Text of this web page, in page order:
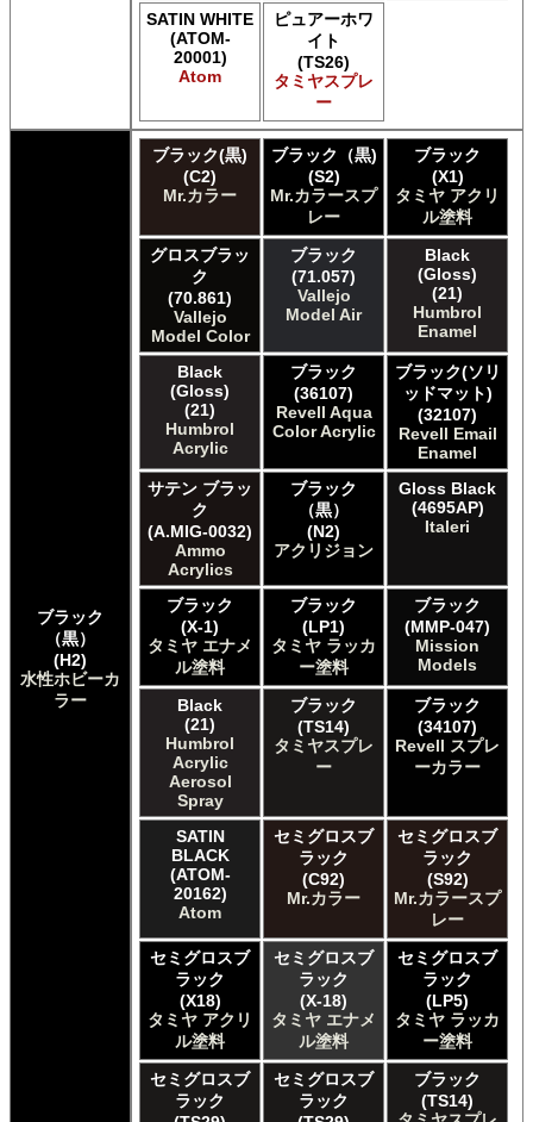
Acrylicos Vallejo Vallejo Xpress カラー
E7 Paints E7 Paints
E7 Paints Humbrol Acrylic Aerosol Spray
Games Workshop Limited Citadel Air
Games Workshop Limited Citadel Spray
Games Workshop Limited Citadelカラー
Games Workshop Limited 先Citadel カラー
HATAKA HOBBY Hataka
Humbrol - Hornby Hobbies Humbrol Acrylic
Humbrol of Hornby Hobbies Humbrol Enamel
ICM ICM Paints
Lifecolor Lifecolor
Meng Meng Color
Mig Jimenez Ammo Acrylics
Mig Jimenez Atom
Mission Models Mission Models
Mr. Paint MRP Mr Paint Products
Repear Miniatures Master Series
Revell of Germany Revell Aqua Color Acrylic
Revell of Germany Revell Email Enamel
Revell of Germany Revell スプレーカラー
Testors of Rust-Oleum Group Testors Model Master
Testors of Rust-Oleum Group Testors Model Master
Enamel
The Army Painter Army Painter
The Army Painter Speedpaint
The Army Painter Warpaints Air
The Army Painter Warpaints Fanatic
The Scale Modellers Supply Master Series Paints Bones
The Scale Modellers Supply SMS
Xtracolor Xtracolor
ガイアノーツ ガイア エナメル カラー
ガイアノーツ ガイアカラー
タミヤ タミヤ アクリル塗料
タミヤ タミヤ アクリル塗料 (フラット)
タミヤ タミヤ エアーモデルスプレー
タミヤ タミヤ エナメル塗料
タミヤ タミヤ トップコート/サーフェイサー/プライマー
タミヤ タミヤ ラッカー塗料
タミヤ タミヤスプレー
タミヤ タミヤスプレー
タミヤ タミヤスプレーAS
ＧＳＩクレオス Master Series Paints Pathfinder
ＧＳＩクレオス Mr.カラー
SATIN WHITE
(ATOM-
20001)
Atom
ピュアーホワ
イト
(TS26)
タミヤスプレ
ー
ブラック
（黒）
(H2)
水性ホビーカ
ラー
ブラック(黒)
(C2)
Mr.カラー
ブラック（黒)
(S2)
Mr.カラースプ
レー
ブラック
(X1)
タミヤ アクリ
ル塗料
グロスブラッ
ク
(70.861)
Vallejo
Model Color
ブラック
(71.057)
Vallejo
Model Air
Black
(Gloss)
(21)
Humbrol
Enamel
Black
(Gloss)
(21)
Humbrol
Acrylic
ブラック
(36107)
Revell Aqua
Color Acrylic
ブラック(ソリ
ッドマット)
(32107)
Revell Email
Enamel
サテン ブラッ
ク
(A.MIG-0032)
Ammo
Acrylics
ブラック
（黒）
(N2)
アクリジョン
Gloss Black
(4695AP)
Italeri
ブラック
(X-1)
タミヤ エナメ
ル塗料
ブラック
(LP1)
タミヤ ラッカ
ー塗料
ブラック
(MMP-047)
Mission
Models
Black
(21)
Humbrol
Acrylic
Aerosol
Spray
ブラック
(TS14)
タミヤスプレ
ー
ブラック
(34107)
Revell スプレ
ーカラー
SATIN
BLACK
(ATOM-
20162)
Atom
セミグロスブ
ラック
(C92)
Mr.カラー
セミグロスブ
ラック
(S92)
Mr.カラースプ
レー
セミグロスブ
ラック
(X18)
タミヤ アクリ
ル塗料
セミグロスブ
ラック
(X-18)
タミヤ エナメ
ル塗料
セミグロスブ
ラック
(LP5)
タミヤ ラッカ
ー塗料
セミグロスブ
ラック
セミグロスブ
ラック
ブラック
(TS14)